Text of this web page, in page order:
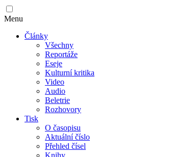
Menu
Články
Všechny
Reportáže
Eseje
Kulturní kritika
Video
Audio
Beletrie
Rozhovory
Tisk
O časopisu
Aktuální číslo
Přehled čísel
Knihy